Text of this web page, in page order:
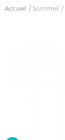
Accueil Sommeil